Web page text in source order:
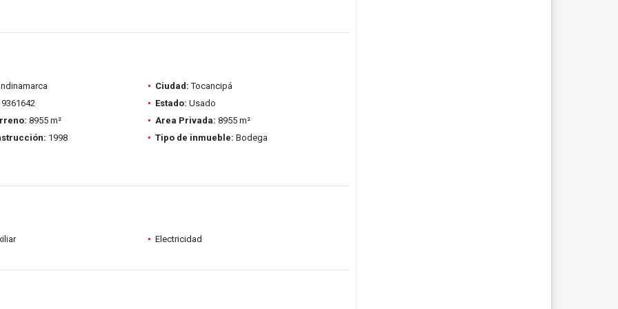
Ciudad: Tocancipá
Estado: Usado
8955 m² Area Privada: 8955 m²
1998 Tipo de inmueble: Bodega
Electricidad